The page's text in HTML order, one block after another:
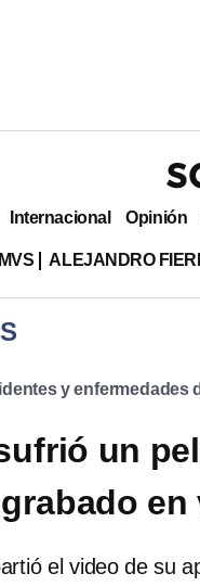
Internacional Opinión
ALEJANDRO
y enfermedades
un
en
el video de su